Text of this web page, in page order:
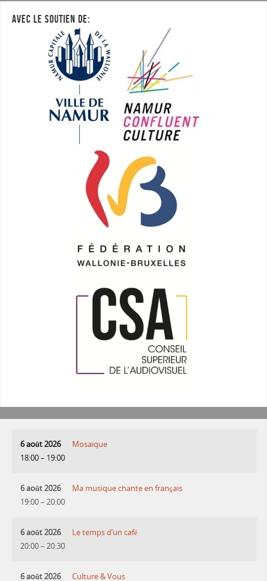
AVEC LE SOUTIEN DE:
6 août 2026
18:00– 19:00
Mosaique
6 août 2026
19:00– 20:00
Ma musique chante en français
6 août 2026
20:00– 20:30
Le temps d’un café
6 août 2026 Culture & Vous